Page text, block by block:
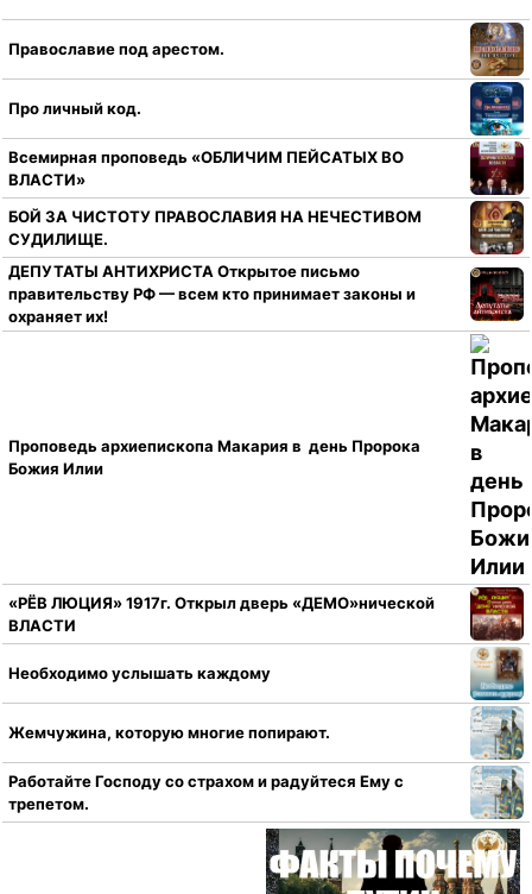
Православие под арестом.
Про личный код.
Всемирная проповедь «ОБЛИЧИМ ПЕЙСАТЫХ ВО
ВЛАСТИ»
БОЙ ЗА ЧИСТОТУ ПРАВОСЛАВИЯ НА НЕЧЕСТИВОМ
СУДИЛИЩЕ.
ДЕПУТАТЫ АНТИХРИСТА Открытое письмо
правительству РФ — всем кто принимает законы и
охраняет их!
Проповедь архиепископа Макария в день Пророка
Божия Илии
«РЁВ ЛЮЦИЯ» 1917г. Открыл дверь «ДЕМО»нической
ВЛАСТИ
Необходимо услышать каждому
Жемчужина, которую многие попирают.
Работайте Господу со страхом и радуйтеся Ему с
трепетом.